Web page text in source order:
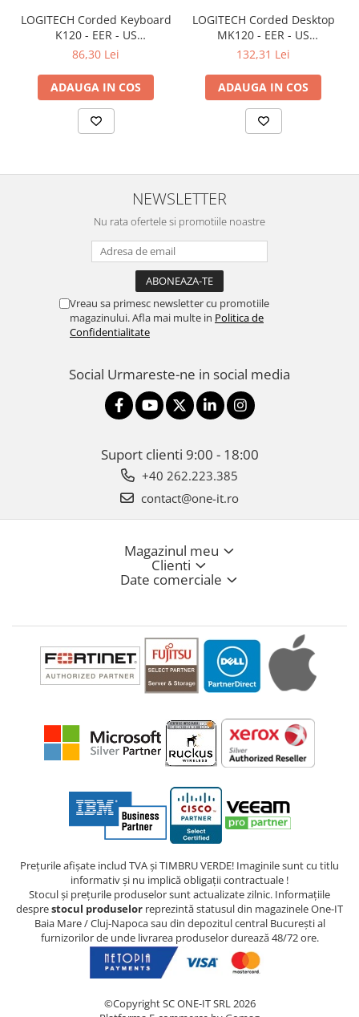
Foto & Video
Cloud si Aplicatii SaaS
Sisteme Videoconferinta
Securitate Date
LOGITECH Corded Keyboard
K120 - EER - US
International layout
86,30 Lei
ADAUGA IN COS
LOGITECH Corded Desktop
MK120 - EER - US
International layout
132,31 Lei
ADAUGA IN COS
NEWSLETTER
Nu rata ofertele si promotiile noastre
Vreau sa primesc newsletter cu promotiile
magazinului. Afla mai multe in Politica de
Confidentialitate
Social Urmareste-ne in social media
Suport clienti 9:00 - 18:00
+40 262.223.385
contact@one-it.ro
Magazinul meu
Clienti
Date comerciale
Prețurile afișate includ TVA și TIMBRU VERDE! Imaginile sunt cu titlu
informativ și nu implică obligații contractuale !
Stocul și prețurile produselor sunt actualizate zilnic. Informațiile
desprestocul produselor reprezintă statusul din magazinele One-IT
Baia Mare / Cluj-Napoca sau din depozitul central București al
furnizorilor de unde livrarea produselor durează 48/72 ore.
©Copyright SC ONE-IT SRL 2026